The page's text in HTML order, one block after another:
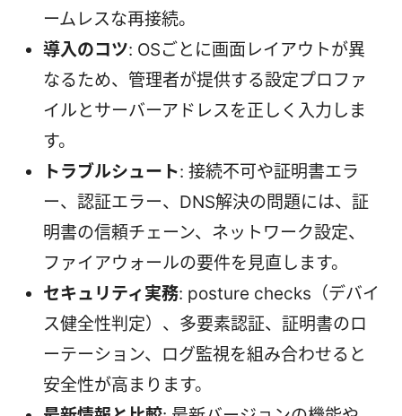
ームレスな再接続。
導入のコツ: OSごとに画面レイアウトが異
なるため、管理者が提供する設定プロファ
イルとサーバーアドレスを正しく入力しま
す。
トラブルシュート: 接続不可や証明書エラ
ー、認証エラー、DNS解決の問題には、証
明書の信頼チェーン、ネットワーク設定、
ファイアウォールの要件を見直します。
セキュリティ実務: posture checks（デバイ
ス健全性判定）、多要素認証、証明書のロ
ーテーション、ログ監視を組み合わせると
安全性が高まります。